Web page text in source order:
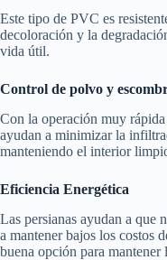
Este tipo de PVC es
decoloración y la
vida útil.
Control de polvo y
Con la operación muy
ayudan a minimizar la
manteniendo el interior
Eficiencia Energética
Las persianas ayudan a que
a mantener bajos los costos
buena opción para mantener